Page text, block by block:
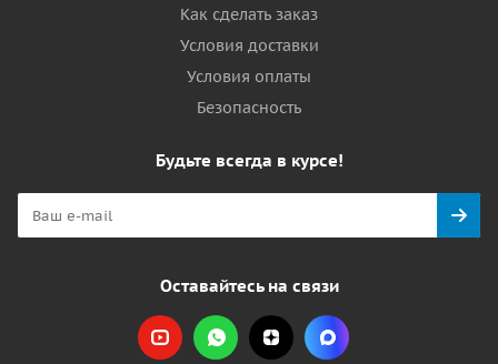
Как сделать заказ
Условия доставки
Условия оплаты
Безопасность
Будьте всегда в курсе!
Оставайтесь на связи